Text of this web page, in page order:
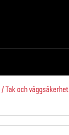
Tak och väggsäkerhet